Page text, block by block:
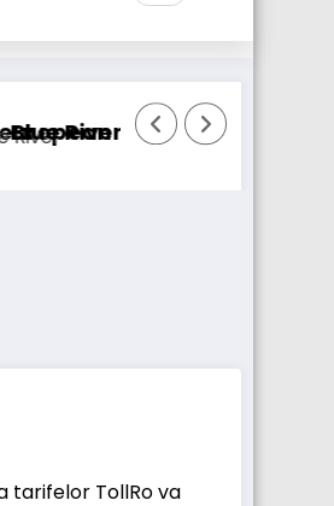
km cu un camion 100%
tarifelor TollRo va